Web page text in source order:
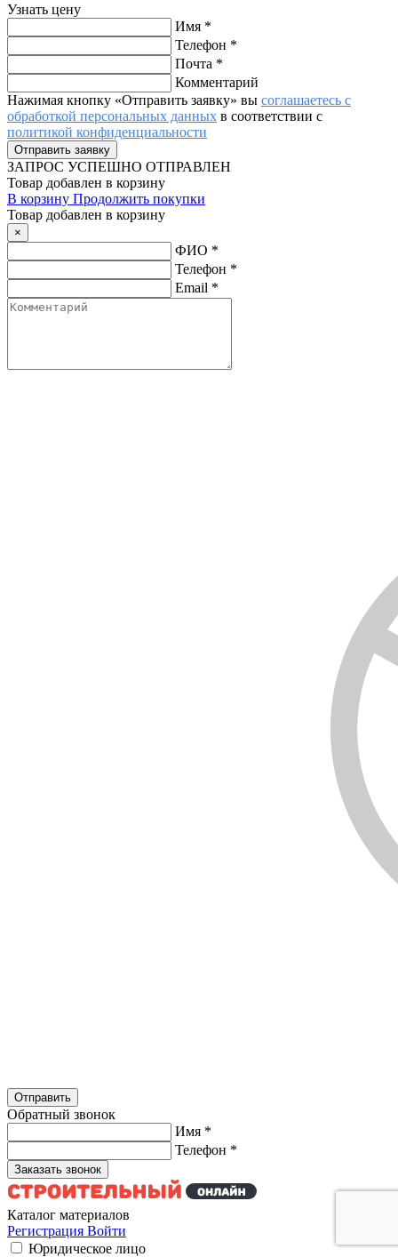
Узнать цену
Имя *
Телефон *
Почта *
Комментарий
Нажимая кнопку «Отправить заявку» вы соглашаетесь с
обработкой персональных данных в соответствии с
политикой конфиденциальности
ЗАПРОС УСПЕШНО ОТПРАВЛЕН
Товар добавлен в корзину
В корзину Продолжить покупки
Товар добавлен в корзину
×
ФИО *
Телефон *
Email *
Обратный звонок
Имя *
Телефон *
Каталог материалов
Регистрация Войти
Юридическое лицо